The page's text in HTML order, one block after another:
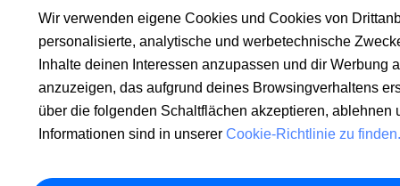
Wir verwenden eigene Cookies und Cookies von
personalisierte, analytische und werbetechnische
Inhalte deinen Interessen anzupassen und dir Werbung
anzuzeigen, das aufgrund deines Browsingverhaltens
über die folgenden Schaltflächen akzeptieren, ablehnen
Informationen sind in unsererCookie-Richtlinie zu